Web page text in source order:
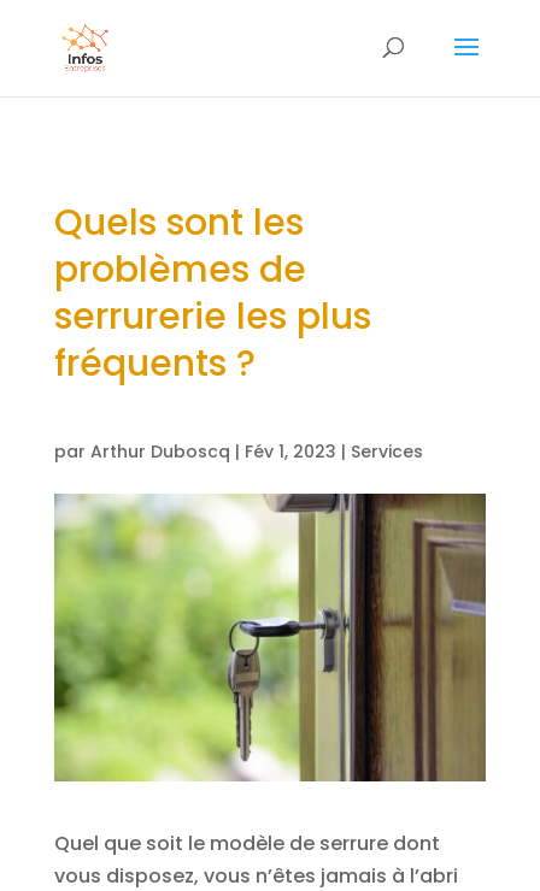
Quels sont les
problèmes de
serrurerie les plus
fréquents ?
par Arthur Duboscq | Fév 1, 2023 | Services
Quel que soit le modèle de serrure dont
vous disposez, vous n’êtes jamais à l’abri